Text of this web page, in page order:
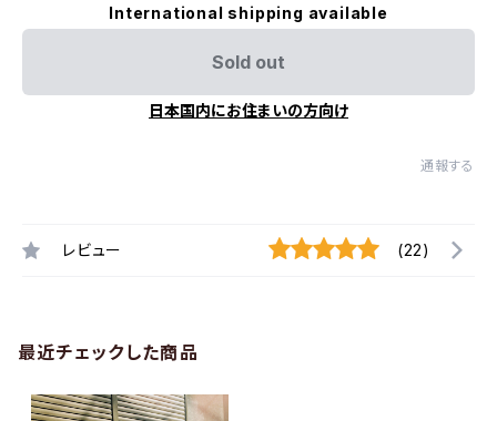
International shipping available
Sold out
日本国内にお住まいの方向け
通報する
レビュー (22)
最近チェックした商品